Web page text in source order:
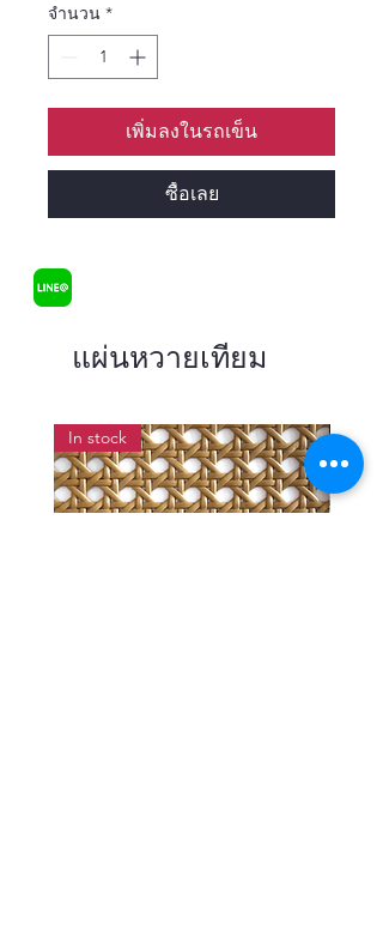
จำนวน *
เพิ่มลงในรถเข็น
ซื้อเลย
แผ่นหวายเทียม
In stock